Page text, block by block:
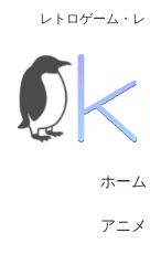
レトロゲーム・
ホーム
アニメ